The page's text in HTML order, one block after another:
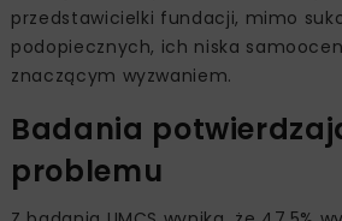
przedstawicielki fundacji, mimo
podopiecznych, ich niska
znaczącym wyzwaniem.
Badania
problemu